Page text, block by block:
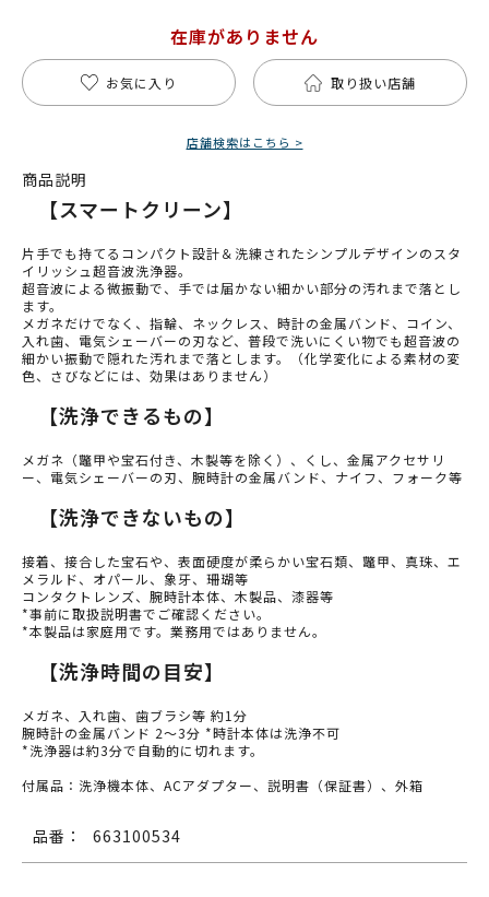
在庫がありません
お気に入り 取り扱い店舗
店舗検索はこちら >
商品説明
【スマートクリーン】
片手でも持てるコンパクト設計＆洗練されたシンプルデザインのスタ
イリッシュ超音波洗浄器。
超音波による微振動で、手では届かない細かい部分の汚れまで落とし
ます。
メガネだけでなく、指輪、ネックレス、時計の金属バンド、コイン、
入れ歯、電気シェーバーの刃など、普段で洗いにくい物でも超音波の
細かい振動で隠れた汚れまで落とします。（化学変化による素材の変
色、さびなどには、効果はありません）
【洗浄できるもの】
メガネ（鼈甲や宝石付き、木製等を除く）、くし、金属アクセサリ
ー、電気シェーバーの刃、腕時計の金属バンド、ナイフ、フォーク等
【洗浄できないもの】
接着、接合した宝石や、表面硬度が柔らかい宝石類、鼈甲、真珠、エ
メラルド、オパール、象牙、珊瑚等
コンタクトレンズ、腕時計本体、木製品、漆器等
*事前に取扱説明書でご確認ください。
*本製品は家庭用です。業務用ではありません。
【洗浄時間の目安】
メガネ、入れ歯、歯ブラシ等 約1分
腕時計の金属バンド 2～3分 *時計本体は洗浄不可
*洗浄器は約3分で自動的に切れます。
付属品：洗浄機本体、ACアダプター、説明書（保証書）、外箱
品番： 663100534